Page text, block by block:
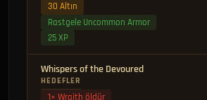
30 Altın
Rastgele Uncommon Armor
25 XP
Whispers of the Devoured
HEDEFLER
1× Wraith öldür